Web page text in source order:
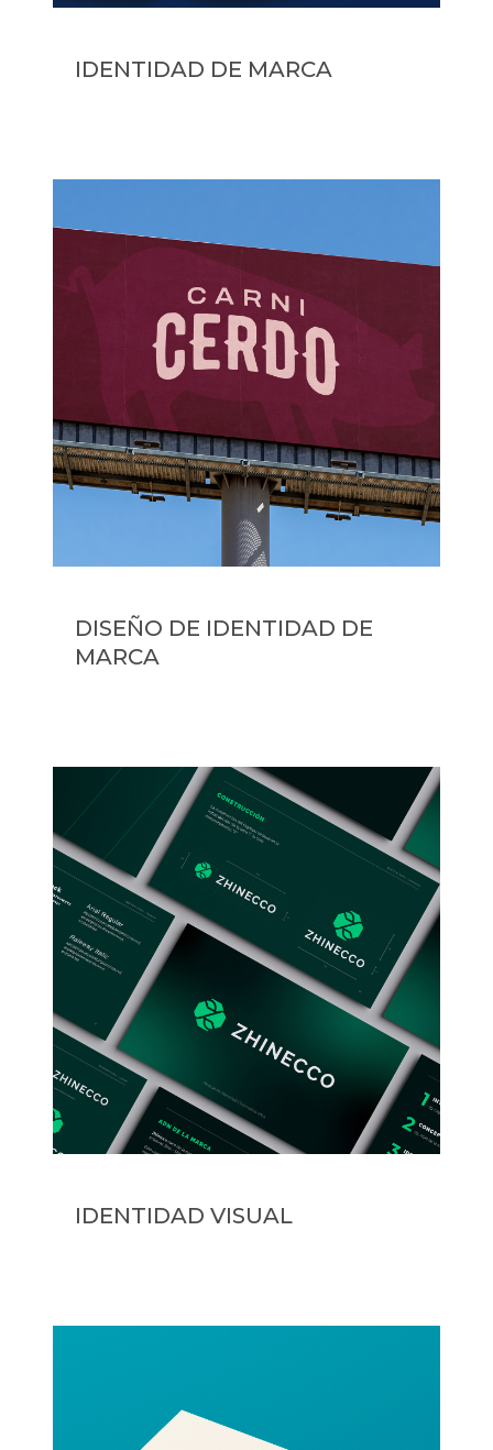
IDENTIDAD DE MARCA
DISEÑO DE IDENTIDAD DE
MARCA
IDENTIDAD VISUAL